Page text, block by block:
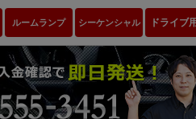
ルームランプ シーケンシャル ドライブ